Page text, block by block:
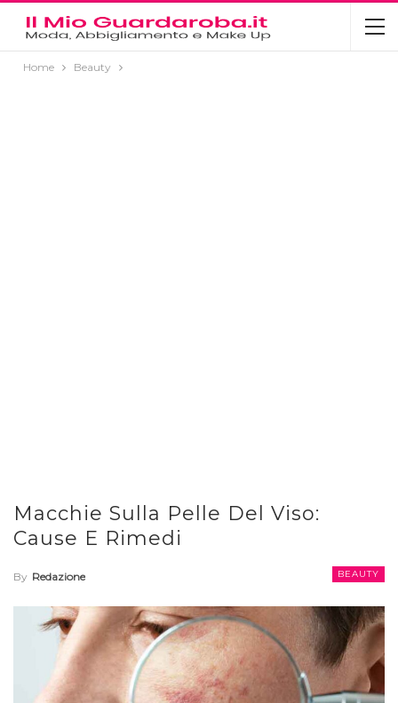
Home Beauty
Macchie Sulla Pelle Del Viso:
Cause E Rimedi
BEAUTY
By Redazione